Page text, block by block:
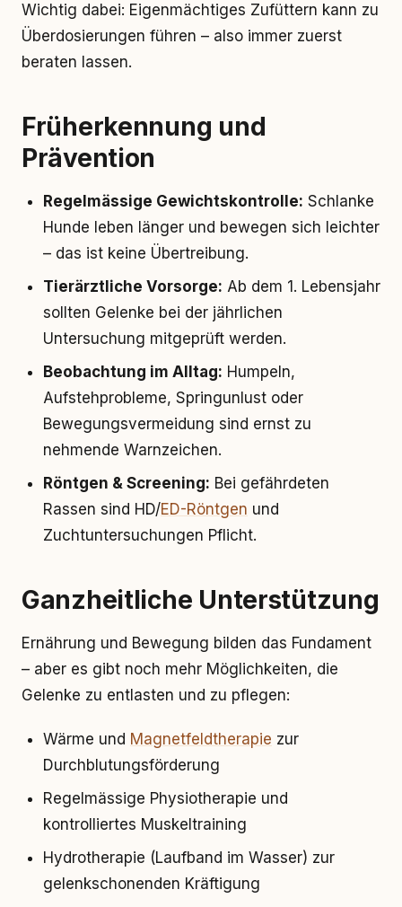
Wichtig dabei: Eigenmächtiges Zufüttern kann zu
Überdosierungen führen – also immer zuerst
beraten lassen.
Früherkennung und
Prävention
Regelmässige Gewichtskontrolle: Schlanke
Hunde leben länger und bewegen sich leichter
– das ist keine Übertreibung.
Tierärztliche Vorsorge: Ab dem 1. Lebensjahr
sollten Gelenke bei der jährlichen
Untersuchung mitgeprüft werden.
Beobachtung im Alltag: Humpeln,
Aufstehprobleme, Springunlust oder
Bewegungsvermeidung sind ernst zu
nehmende Warnzeichen.
Röntgen & Screening: Bei gefährdeten
Rassen sind HD/ED-Röntgen und
Zuchtuntersuchungen Pflicht.
Ganzheitliche Unterstützung
Ernährung und Bewegung bilden das Fundament
– aber es gibt noch mehr Möglichkeiten, die
Gelenke zu entlasten und zu pflegen:
Wärme und Magnetfeldtherapie zur
Durchblutungsförderung
Regelmässige Physiotherapie und
kontrolliertes Muskeltraining
Hydrotherapie (Laufband im Wasser) zur
gelenkschonenden Kräftigung